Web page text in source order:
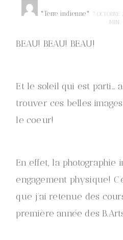
*Terre indienne* 7
MIN
BEAU! BEAU! BEAU!
Et le soleil qui est parti…
trouver ces belles
le coeur!
En effet, la photographie
engagement physique!
que j’ai retenue des
première année des